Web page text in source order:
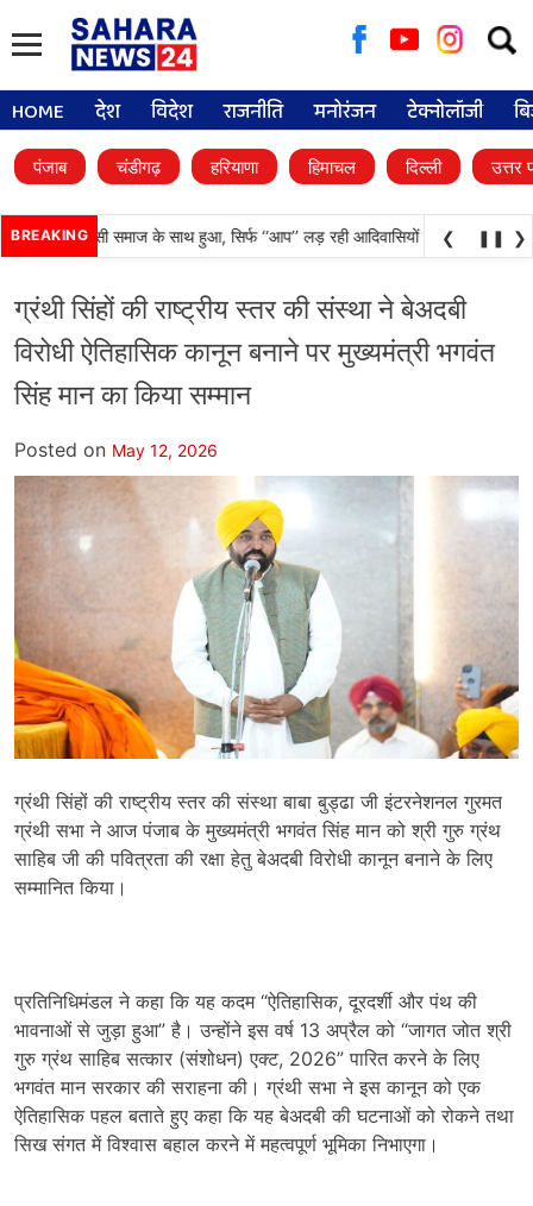
for:
HOME देश विदेश राजनीति मनोरंजन टेक्नोलॉजी
पंजाब चंडीगढ़ हरियाणा हिमाचल दिल्ली उत्तर
BREAKING
आदिवासी समाज के साथ हुआ, सिर्फ ‘‘आप’’ लड़ रही आदिवासियों के अधिकारों की
❮ ❚❚ ❯
ग्रंथी सिंहों की राष्ट्रीय स्तर की संस्था ने बेअदबी
विरोधी ऐतिहासिक कानून बनाने पर मुख्यमंत्री भगवंत
सिंह मान का किया सम्मान
Posted on May 12, 2026
ग्रंथी सिंहों की राष्ट्रीय स्तर की संस्था बाबा बुड्ढा जी इंटरनेशनल गुरमत
ग्रंथी सभा ने आज पंजाब के मुख्यमंत्री भगवंत सिंह मान को श्री गुरु ग्रंथ
साहिब जी की पवित्रता की रक्षा हेतु बेअदबी विरोधी कानून बनाने के लिए
सम्मानित किया।
प्रतिनिधिमंडल ने कहा कि यह कदम “ऐतिहासिक,दूरदर्शी और पंथ की
भावनाओं से जुड़ा हुआ” है। उन्होंने इस वर्ष 13 अप्रैल को “जागत जोत श्री
गुरु ग्रंथ साहिब सत्कार (संशोधन) एक्ट, 2026”पारित करने के लिए
भगवंत मान सरकार की सराहना की। ग्रंथी सभा ने इस कानून को एक
ऐतिहासिक पहल बताते हुए कहा कि यह बेअदबी की घटनाओं को रोकने तथा
सिख संगत में विश्वास बहाल करने में महत्वपूर्ण भूमिका निभाएगा।